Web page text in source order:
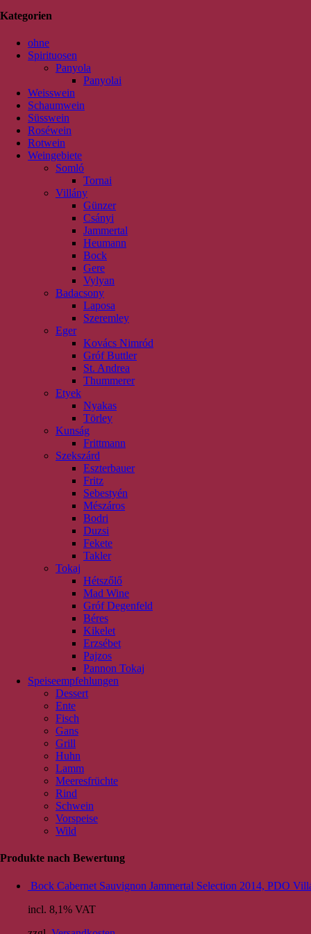
Kategorien
ohne
Spirituosen
Panyola
Panyolai
Weisswein
Schaumwein
Süsswein
Roséwein
Rotwein
Weingebiete
Somló
Tornai
Villány
Günzer
Csányi
Jammertal
Heumann
Bock
Gere
Vylyan
Badacsony
Laposa
Szeremley
Eger
Kovács Nimród
Gróf Buttler
St. Andrea
Thummerer
Etyek
Nyakas
Törley
Kunság
Frittmann
Szekszárd
Eszterbauer
Fritz
Sebestyén
Mészáros
Bodri
Duzsi
Fekete
Takler
Tokaj
Hétszőlő
Mad Wine
Gróf Degenfeld
Béres
Kikelet
Erzsébet
Pajzos
Pannon Tokaj
Speiseempfehlungen
Dessert
Ente
Fisch
Gans
Grill
Huhn
Lamm
Meeresfrüchte
Rind
Schwein
Vorspeise
Wild
Produkte nach Bewertung
Bock Cabernet Sauvignon Jammertal Selection 2014, PDO
incl. 8,1% VAT